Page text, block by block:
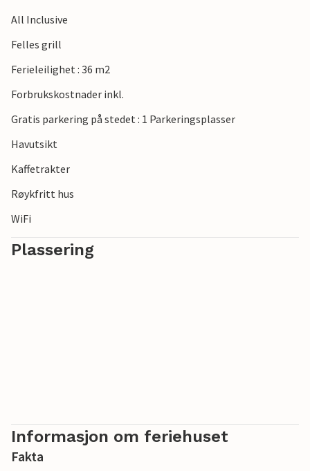
vil Balkanfjellene i innlandet friste deg.
Merknader: Eieren bor ved siden av, det samme gjør CKV482
All Inclusive
Felles grill
Ferieleilighet : 36 m2
Forbrukskostnader inkl.
Gratis parkering på stedet : 1 Parkeringsplasser
Havutsikt
Kaffetrakter
Røykfritt hus
WiFi
Plassering
Informasjon om feriehuset
Fakta